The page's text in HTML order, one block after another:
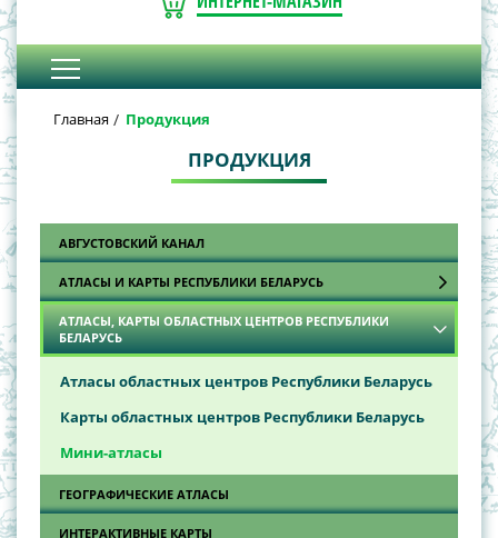
Главная Продукция
ПРОДУКЦИЯ
АВГУСТОВСКИЙ КАНАЛ
АТЛАСЫ И КАРТЫ РЕСПУБЛИКИ БЕЛАРУСЬ
Автодорожные атласы
Автодорожные карты
Обзорно-топографические карты
Общегеографические атласы
Политико-административные карты
АТЛАСЫ, КАРТЫ ОБЛАСТНЫХ ЦЕНТРОВ РЕСПУБЛИКИ
БЕЛАРУСЬ
Атласы областных центров Республики Беларусь
Карты областных центров Республики Беларусь
Мини-атласы
ГЕОГРАФИЧЕСКИЕ АТЛАСЫ
ИНТЕРАКТИВНЫЕ КАРТЫ